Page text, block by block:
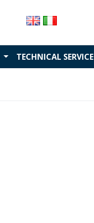
TECHNICAL SERVICE